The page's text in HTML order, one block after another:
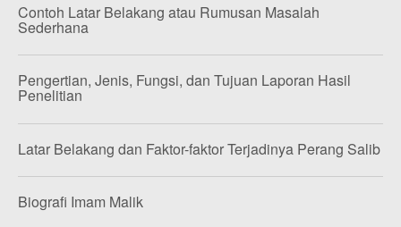
Contoh Latar Belakang atau Rumusan Masalah
Sederhana
Pengertian, Jenis, Fungsi, dan Tujuan Laporan Hasil
Penelitian
Latar Belakang dan Faktor-faktor Terjadinya Perang Salib
Biografi Imam Malik